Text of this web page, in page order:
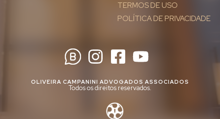
TERMOS DE USO
POLÍTICA DE PRIVACIDADE
OLIVEIRA CAMPANINI ADVOGADOS ASSOCIADOS
Todos os direitos reservados.